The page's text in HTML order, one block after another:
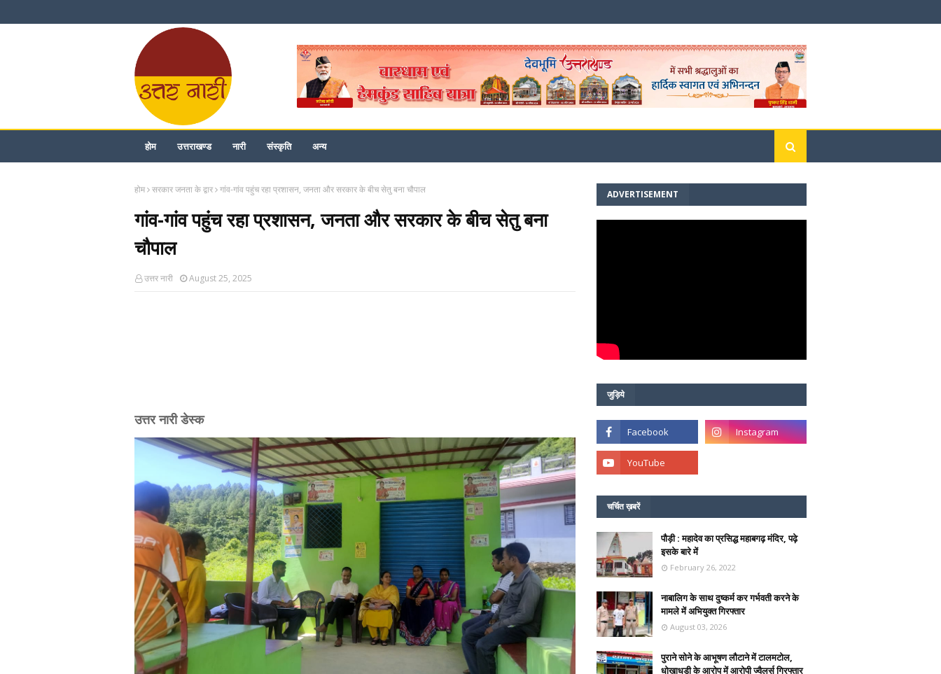
होम उत्तराखण्ड नारी संस्कृति अन्य
होम सरकार जनता के द्वार गांव-गांव पहुंच रहा प्रशासन, जनता और सरकार के बीच सेतु बना चौपाल
गांव-गांव पहुंच रहा प्रशासन, जनता और सरकार के बीच सेतु बना
चौपाल
उत्तर नारी August 25, 2025
उत्तर नारी डेस्क
ADVERTISEMENT
जुड़िये
चर्चित ख़बरें
पौड़ी : महादेव का प्रसिद्ध महाबगढ़ मंदिर, पढ़े
इसके बारे में
February 26, 2022
नाबालिग के साथ दुष्कर्म कर गर्भवती करने के
मामले में अभियुक्त गिरफ्तार
August 03, 2026
पुराने सोने के आभूषण लौटाने में टालमटोल,
धोखाधड़ी के आरोप में आरोपी ज्वैलर्स गिरफ्तार